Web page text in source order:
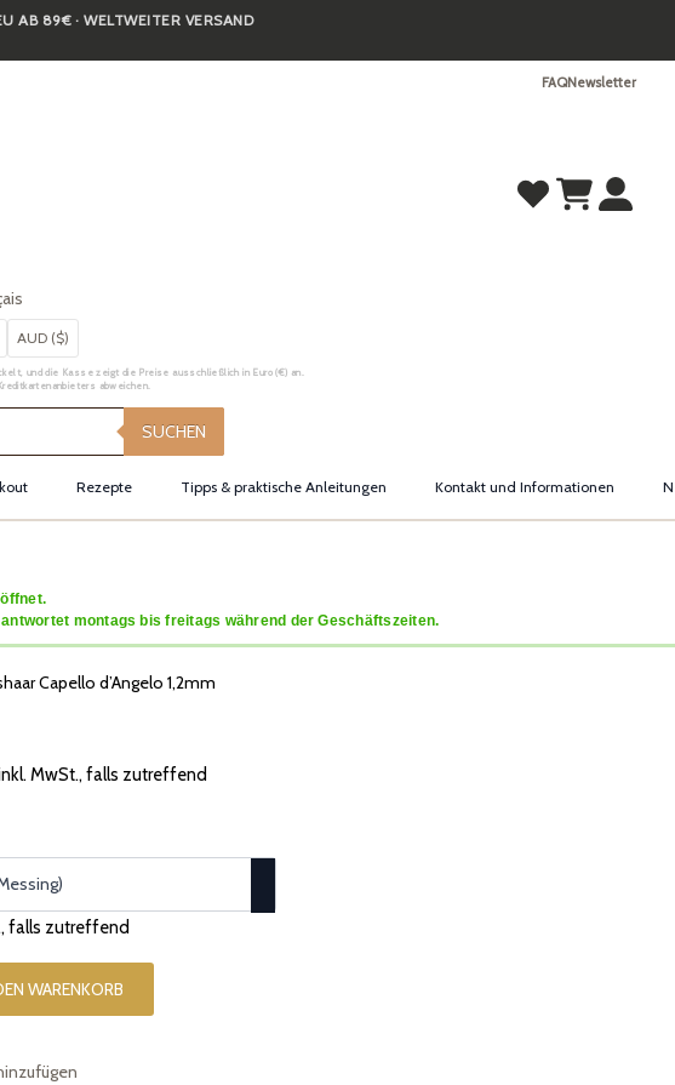
AB 89€ · WELTWEITER VERSAND
FAQNewsletter
AUD ($)
und die Kasse zeigt die Preise ausschließlich in Euro (€) an.
abweichen.
SUCHEN
Rezepte Tipps & praktische Anleitungen Kontakt und Informationen
montags bis freitags während der Geschäftszeiten.
Capello d’Angelo 1,2mm
MwSt., falls zutreffend
falls zutreffend
WARENKORB